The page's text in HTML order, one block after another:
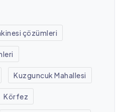
çözümleri
Kuzguncuk Mahallesi
Körfez